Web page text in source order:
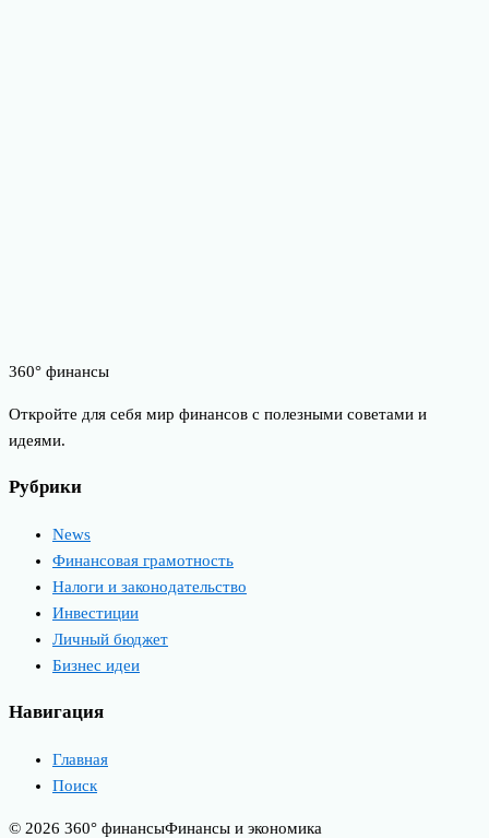
360° финансы
Откройте для себя мир финансов с полезными советами и
идеями.
Рубрики
News
Финансовая грамотность
Налоги и законодательство
Инвестиции
Личный бюджет
Бизнес идеи
Навигация
Главная
Поиск
© 2026 360° финансыФинансы и экономика